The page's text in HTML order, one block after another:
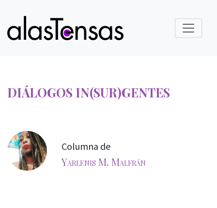
DIÁLOGOS IN(SUR)GENTES
Columna de
Yarlenis M. Malfrán